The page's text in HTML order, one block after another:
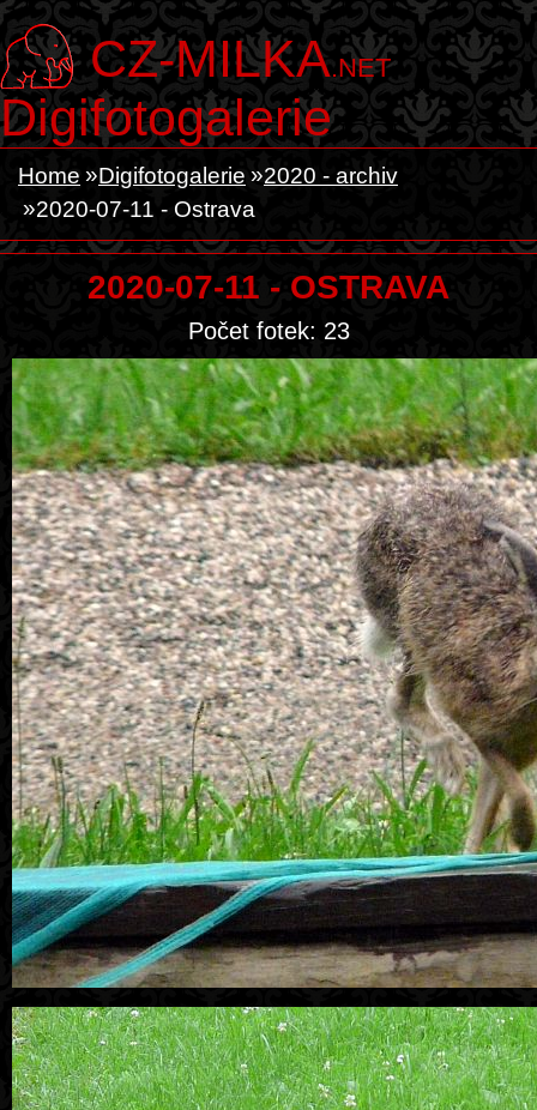
CZ-MILKA.NET
Digifotogalerie
Home Digifotogalerie
2020 - archiv
2020-07-11 - Ostrava
2020-07-11 - OSTRAVA
Počet fotek: 23